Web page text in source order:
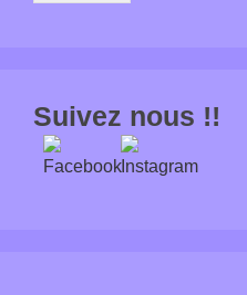
Suivez nous !!